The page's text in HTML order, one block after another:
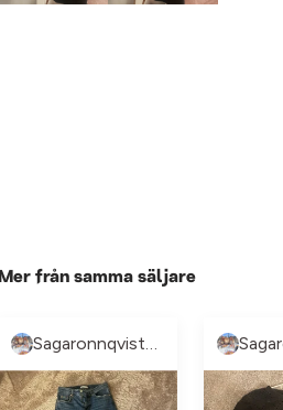
Mer från samma säljare
Sagaronnqvistberg